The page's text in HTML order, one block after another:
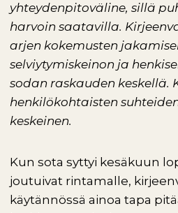
yhteydenpitoväline, sillä
harvoin saatavilla.
arjen kokemusten
selviytymiskeinon ja
sodan raskauden keskellä.
henkilökohtaisten
keskeinen.
Kun sota syttyi kesäkuun
joutuivat rintamalle,
käytännössä ainoa tapa